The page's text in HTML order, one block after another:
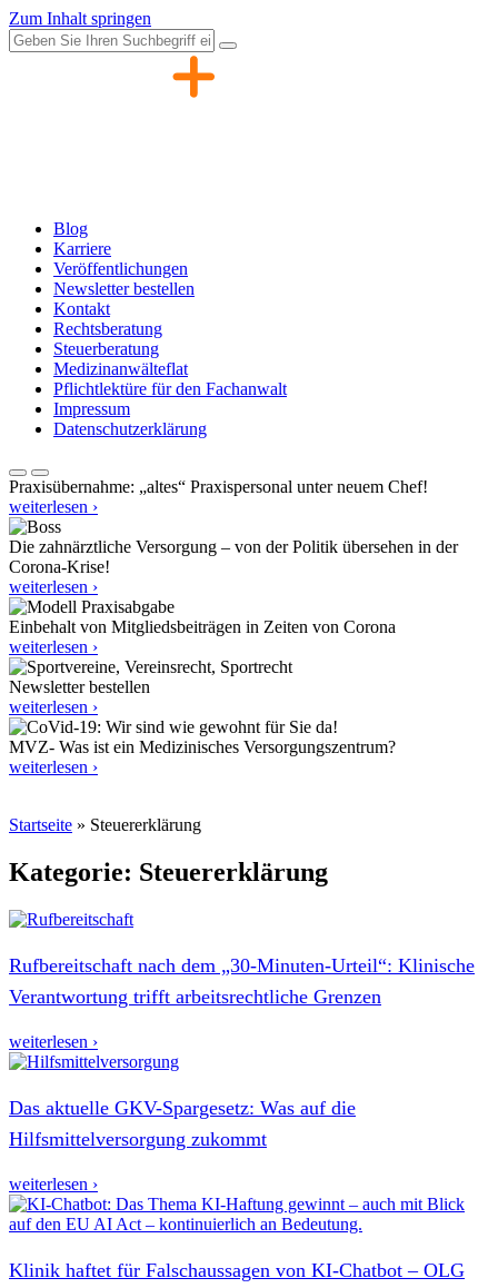
Zum Inhalt springen
Blog
Karriere
Veröffentlichungen
Newsletter bestellen
Kontakt
Rechtsberatung
Steuerberatung
Medizinanwälteflat
Pflichtlektüre für den Fachanwalt
Impressum
Datenschutzerklärung
Praxisübernahme: „altes“ Praxispersonal unter neuem Chef!
weiterlesen ›
Die zahnärztliche Versorgung – von der Politik übersehen in der
Corona-Krise!
weiterlesen ›
Einbehalt von Mitgliedsbeiträgen in Zeiten von Corona
weiterlesen ›
Newsletter bestellen
weiterlesen ›
MVZ- Was ist ein Medizinisches Versorgungszentrum?
weiterlesen ›
Startseite » Steuererklärung
Kategorie: Steuererklärung
Rufbereitschaft nach dem „30‑Minuten-Urteil“: Klinische
Verantwortung trifft arbeitsrechtliche Grenzen
weiterlesen ›
Das aktuelle GKV-Spargesetz: Was auf die
Hilfsmittelversorgung zukommt
weiterlesen ›
Klinik haftet für Falschaussagen von KI-Chatbot – OLG